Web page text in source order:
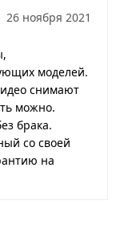
26 ноября 2021
моделей.
снимают
можно.
брака.
со своей
на